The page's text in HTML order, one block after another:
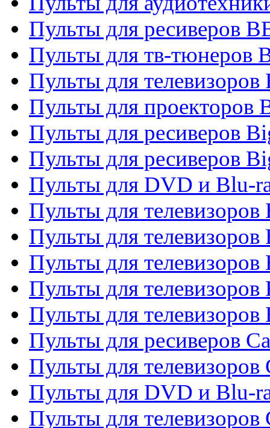
Пульты для ресиверов
Пульты для тв-тюнеров
Пульты для телевизоров
Пульты для проекторов
Пульты для ресиверов
Пульты для ресиверов
Пульты для DVD и Blu-
Пульты для телевизоров
Пульты для телевизоров
Пульты для телевизоров
Пульты для телевизоров
Пульты для телевизоров
Пульты для ресиверов
Пульты для телевизоров
Пульты для DVD и Blu-
Пульты для телевизоров